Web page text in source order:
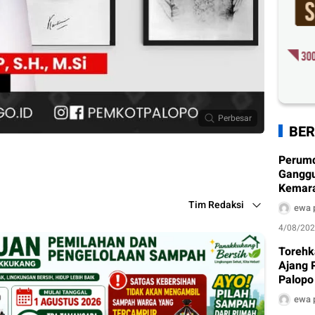
Perbesar
Tim Redaksi ewa
4/08/
Ajang
ewa